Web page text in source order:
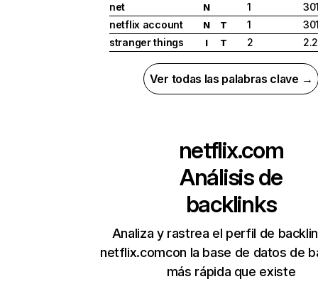
net
N 1
netflix account
N T 1
stranger things
I T 2
Ver todas las palabras clave →
netflix.com
Análisis de
backlinks
Analiza y rastrea el perfil de
netflix.comcon la base de datos de
más rápida que existe